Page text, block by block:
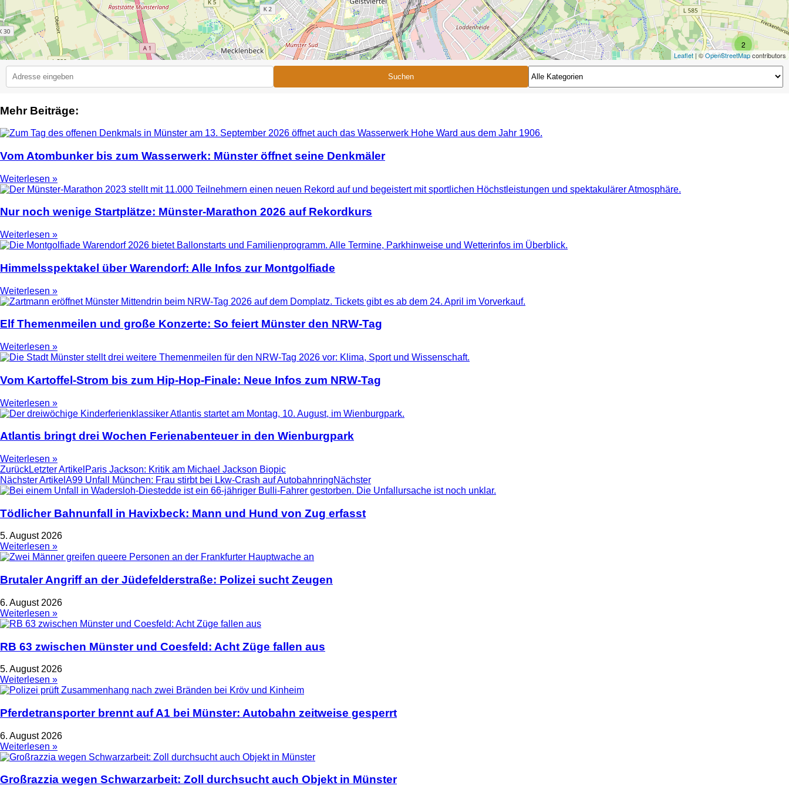
2
2
Leaflet| ©OpenStreetMapcontributors
Suchen
Mehr Beiträge:
Vom Atombunker bis zum Wasserwerk: Münster öffnet seine Denkmäler
Weiterlesen »
Nur noch wenige Startplätze: Münster-Marathon 2026 auf Rekordkurs
Weiterlesen »
Himmelsspektakel über Warendorf: Alle Infos zur Montgolfiade
Weiterlesen »
Elf Themenmeilen und große Konzerte: So feiert Münster den NRW-Tag
Weiterlesen »
Vom Kartoffel-Strom bis zum Hip-Hop-Finale: Neue Infos zum NRW-Tag
Weiterlesen »
Atlantis bringt drei Wochen Ferienabenteuer in den Wienburgpark
Weiterlesen »
ZurückLetzter Artikel Paris Jackson: Kritik am Michael Jackson Biopic
Nächster Artikel A99 Unfall München: Frau stirbt bei Lkw-Crash auf AutobahnringNächster
Tödlicher Bahnunfall in Havixbeck: Mann und Hund von Zug erfasst
5. August 2026
Weiterlesen »
Brutaler Angriff an der Jüdefelderstraße: Polizei sucht Zeugen
6. August 2026
Weiterlesen »
RB 63 zwischen Münster und Coesfeld: Acht Züge fallen aus
5. August 2026
Weiterlesen »
Pferdetransporter brennt auf A1 bei Münster: Autobahn zeitweise gesperrt
6. August 2026
Weiterlesen »
Großrazzia wegen Schwarzarbeit: Zoll durchsucht auch Objekt in Münster